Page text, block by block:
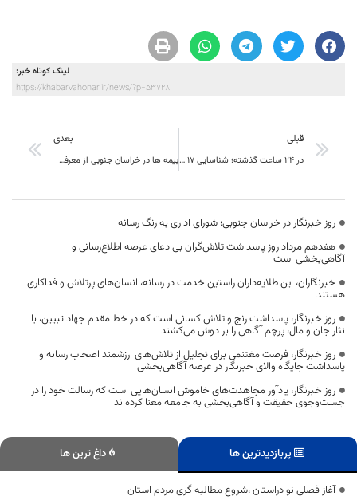
لینک کوتاه خبر:
https://khabarvahonar.ir/news/?p=53728
قبلی
در 24 ساعت گذشته؛ شناسایی 17 بیمار جدید کرونا در خراسان جنوبی
بعدی
بیمه ها در خراسان جنوبی از معرفی افراد زیان دیده به دفاتر اسناد رسمی جهت اخذ رضایت محضری خودداری کنند
روز خبرنگار در خراسان جنوبی؛ شورای اداری به رنگ رسانه
هفدهم مرداد روز پاسداشت تلاش‌گران بی‌ادعای عرصه اطلاع‌رسانی و
آگاهی‌بخشی است
خبرنگاران، این طلایه‌داران راستین خدمت در رسانه، انسان‌های پرتلاش و فداکاری
هستند
روز خبرنگار، پاسداشت رنج و تلاش کسانی است که در خط مقدم جهاد تبیین، با
نثار جان و مال، پرچم آگاهی را بر دوش می‌کشند
روز خبرنگار، فرصت مغتنمی برای تجلیل از تلاش‌های ارزشمند اصحاب رسانه و
پاسداشت جایگاه والای خبرنگار در عرصه آگاهی‌بخشی
روز خبرنگار، یادآور مجاهدت‌های خاموش انسان‌هایی است که رسالت خود را در
جست‌وجوی حقیقت و آگاهی‌بخشی به جامعه معنا کرده‌اند
پربازدیدترین ها داغ ترین ها
آغاز فصلی نو دراستان ،شروع مطالبه گری مردم استان